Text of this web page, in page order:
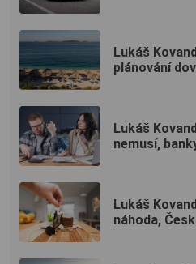
Lukáš
plánování
Lukáš
nemusí,
Lukáš
náhoda,